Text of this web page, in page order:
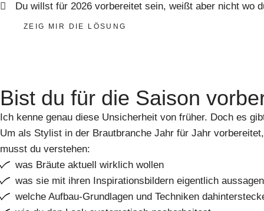
Du willst für 2026 vorbereitet sein, weißt aber nicht wo
ZEIG MIR DIE LÖSUNG
Bist du für die Saison
Ich kenne genau diese Unsicherheit von früher. Doch es
Um als Stylist in der Brautbranche Jahr für Jahr
musst du verstehen:
was Bräute aktuell wirklich wollen
was sie mit ihren Inspirationsbildern eigentlich aussagen
welche Aufbau-Grundlagen und Techniken